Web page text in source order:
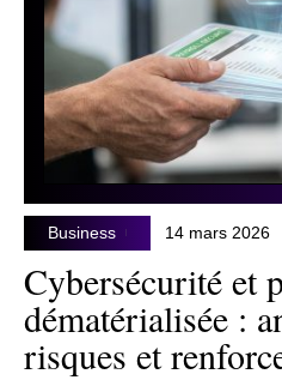
Business 14 mars 2026
Cybersécurité et
dématérialisée :
risques et